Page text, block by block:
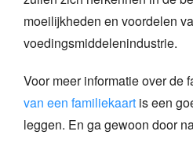
moeilijkheden en voordelen
voedingsmiddelenindustrie.
Voor meer informatie over de
van een familiekaart is een
leggen. En ga gewoon door